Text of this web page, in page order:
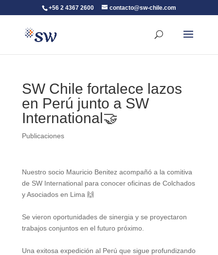
+56 2 4367 2600 contacto@sw-chile.com
SW Chile fortalece lazos
en Perú junto a SW
International🤝
Publicaciones
Nuestro socio Mauricio Benitez acompañó a la comitiva
de SW International para conocer oficinas de Colchados
y Asociados en Lima 🙌
Se vieron oportunidades de sinergia y se proyectaron
trabajos conjuntos en el futuro próximo.
Una exitosa expedición al Perú que sigue profundizando